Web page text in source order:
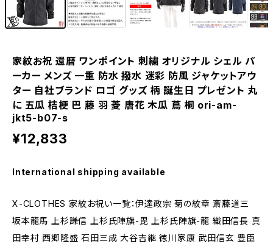
家紋お祝 還暦 ワンポイント 刺繍 オリジナル シェル パ
ーカー メンズ 一重 防水 撥水 迷彩 防風 ジャケットアウ
ター 自社ブランド ロゴ グッズ 柄 誕生日 プレゼント 丸
に 五瓜 桔梗 巴 藤 羽 菱 唐花 木瓜 蔦 桐 ori-am-
jkt5-b07-s
¥12,833
International shipping available
X-CLOTHES 家紋お祝い一覧：伊達政宗 菊の紋章 斎藤道三
坂本龍馬 上杉謙信 上杉氏陣旗-毘 上杉氏陣旗-龍 織田信長 真
田幸村 西郷隆盛 石田三成 大谷吉継 徳川家康 武田信玄 豊臣